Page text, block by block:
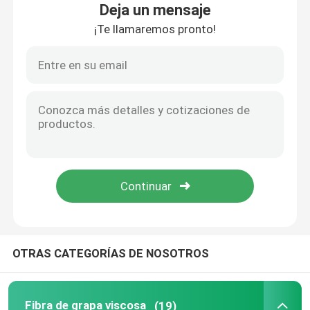
Visita a la fábrica
Contacto
Solicitar una cotización
Fibra discontinua de poliéster reciclado
Fibra cortada de polipropileno
Deja un mensaje
¡Te llamaremos pronto!
OTRAS CATEGORÍAS DE NOSOTROS
Fibra de grapa viscosa (19)